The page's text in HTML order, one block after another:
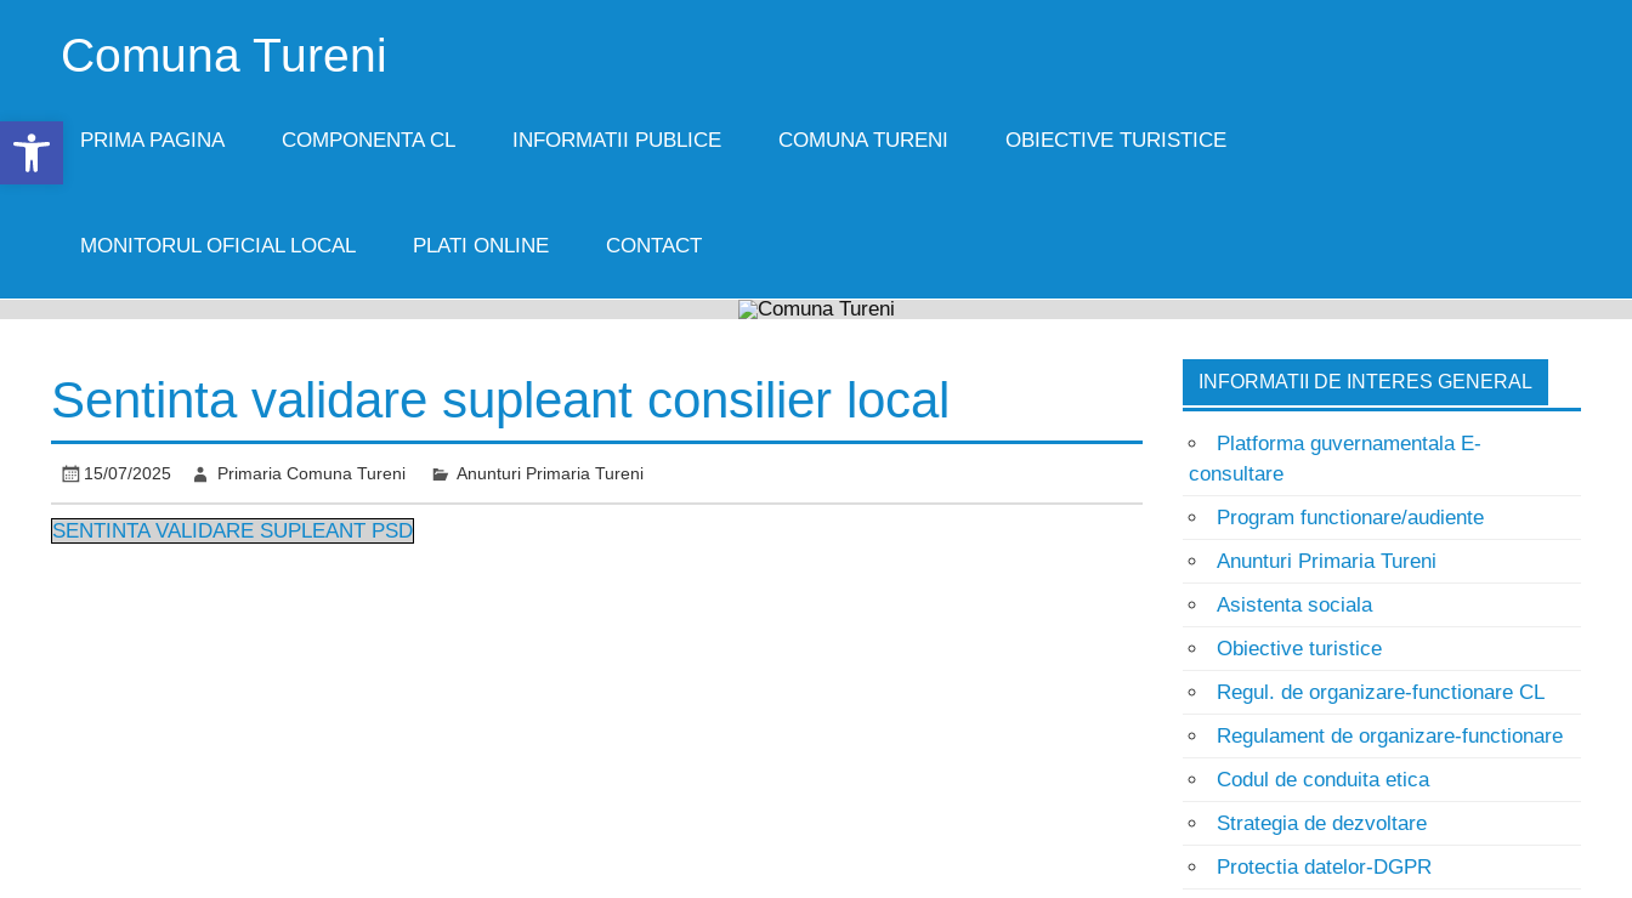
Open toolbar
contentComuna Tureni
PRIMA PAGINA COMPONENTA CL INFORMATII PUBLICE COMUNA TURENI OBIECTIVE TURISTICE
MONITORUL OFICIAL LOCAL PLATI ONLINE CONTACT
Sentinta validare supleant consilier local
15/07/2025 Primaria Comuna Tureni Anunturi Primaria Tureni
SENTINTA VALIDARE SUPLEANT PSD
INFORMATII DE INTERES GENERAL
Platforma guvernamentala E-
consultare
Program functionare/audiente
Anunturi Primaria Tureni
Asistenta sociala
Obiective turistice
Regul. de organizare-functionare CL
Regulament de organizare-functionare
Codul de conduita etica
Strategia de dezvoltare
Protectia datelor-DGPR